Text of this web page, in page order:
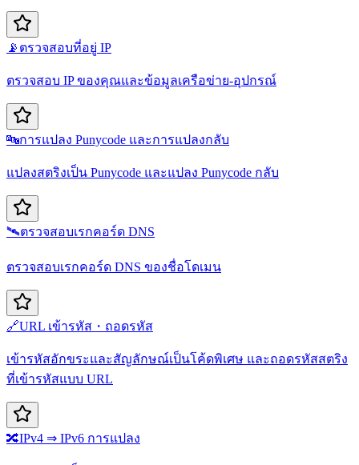
📡 ตรวจสอบที่อยู่ IP
ตรวจสอบ IP ของคุณและข้อมูลเครือข่าย-อุปกรณ์
🔤การแปลง Punycode และการแปลงกลับ
แปลงสตริงเป็น Punycode และแปลง Punycode กลับ
🛰️ตรวจสอบเรกคอร์ด DNS
ตรวจสอบเรกคอร์ด DNS ของชื่อโดเมน
🔗URL เข้ารหัส・ถอดรหัส
เข้ารหัสอักขระและสัญลักษณ์เป็นโค้ดพิเศษ และถอดรหัสสตริง
ที่เข้ารหัสแบบ URL
🔀IPv4 ⇒ IPv6 การแปลง